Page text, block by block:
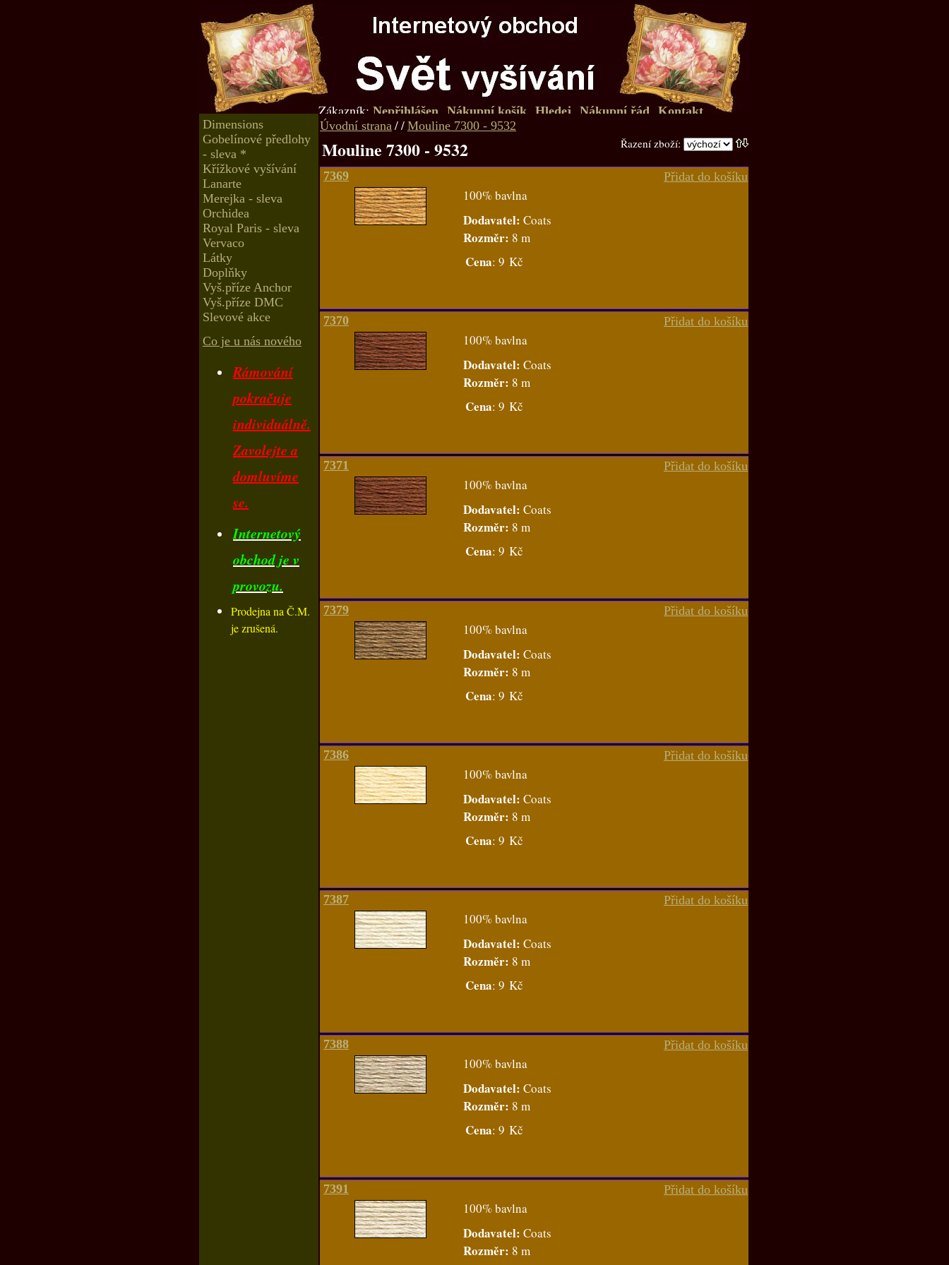
Zákazník: Nepřihlášen Nákupní košík Hledej Nákupní řád
Kontakt
Dimensions
Gobelínové předlohy
- sleva *
Křížkové vyšívání
Lanarte
Merejka - sleva
Orchidea
Royal Paris - sleva
Vervaco
Látky
Doplňky
Vyš.příze Anchor
Vyš.příze DMC
Slevové akce
Co je u nás nového
Rámování
pokračuje
individuálně.
Zavolejte a
domluvíme
se.
Internetový
obchod je v
provozu.
Prodejna na Č.M.
je zrušená.
Úvodní strana // Mouline 7300 - 9532
Řazení zboží:
Mouline 7300 - 9532
Přidat do košíku
7369
100% bavlna
Dodavatel: Coats
Rozměr: 8 m
Cena: 9 Kč
Přidat do košíku
7370
100% bavlna
Dodavatel: Coats
Rozměr: 8 m
Cena: 9 Kč
Přidat do košíku
7371
100% bavlna
Dodavatel: Coats
Rozměr: 8 m
Cena: 9 Kč
Přidat do košíku
7379
100% bavlna
Dodavatel: Coats
Rozměr: 8 m
Cena: 9 Kč
Přidat do košíku
7386
100% bavlna
Dodavatel: Coats
Rozměr: 8 m
Cena: 9 Kč
Přidat do košíku
7387
100% bavlna
Dodavatel: Coats
Rozměr: 8 m
Cena: 9 Kč
Přidat do košíku
7388
100% bavlna
Dodavatel: Coats
Rozměr: 8 m
Cena: 9 Kč
Přidat do košíku
7391
100% bavlna
Dodavatel: Coats
Rozměr: 8 m